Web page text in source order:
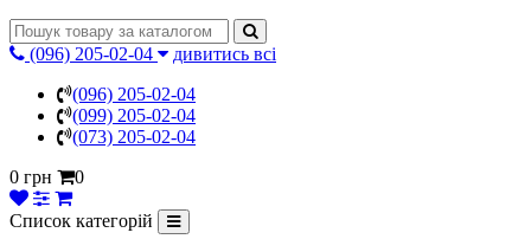
(096) 205-02-04
дивитись всі
(096) 205-02-04
(099) 205-02-04
(073) 205-02-04
0 грн
0
Список категорій